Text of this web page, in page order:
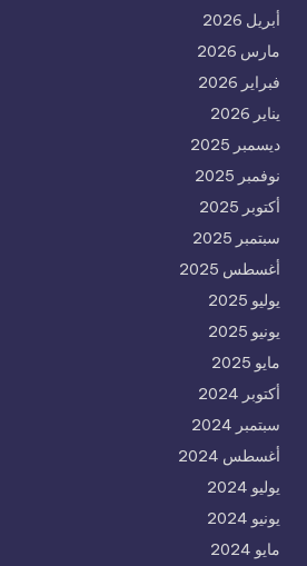
أبريل 2026
مارس 2026
فبراير 2026
يناير 2026
ديسمبر 2025
نوفمبر 2025
أكتوبر 2025
سبتمبر 2025
أغسطس 2025
يوليو 2025
يونيو 2025
مايو 2025
أكتوبر 2024
سبتمبر 2024
أغسطس 2024
يوليو 2024
يونيو 2024
مايو 2024